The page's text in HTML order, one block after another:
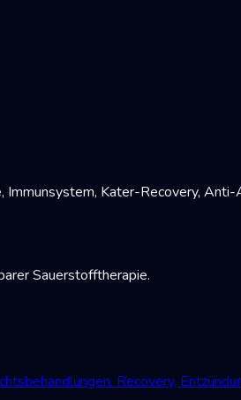
Kater-Recovery, Anti-
Sauerstofftherapie.
Recovery,